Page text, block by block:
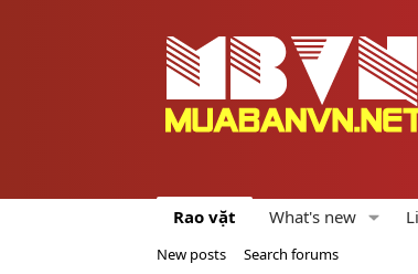
Rao vặt What's new
New posts Search forums